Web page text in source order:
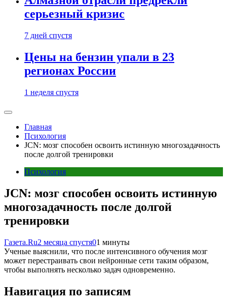
серьезный кризис
7 дней спустя
Цены на бензин упали в 23
регионах России
1 неделя спустя
Главная
Психология
JCN: мозг способен освоить истинную многозадачность
после долгой тренировки
Психология
JCN: мозг способен освоить истинную
многозадачность после долгой
тренировки
Газета.Ru2 месяца спустя01 минуты
Ученые выяснили, что после интенсивного обучения мозг
может перестраивать свои нейронные сети таким образом,
чтобы выполнять несколько задач одновременно.
Навигация по записям